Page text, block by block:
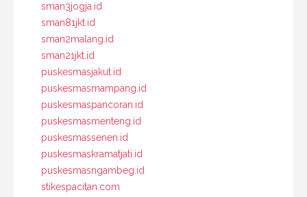
sman3jogja.id
sman81jkt.id
sman2malang.id
sman21jkt.id
puskesmasjakut.id
puskesmasmampang.id
puskesmaspancoran.id
puskesmasmenteng.id
puskesmassenen.id
puskesmaskramatjati.id
puskesmasngambeg.id
stikespacitan.com